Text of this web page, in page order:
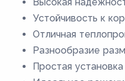
Высокая
Устойчивость к
Отличная
Разнообразие
Простая установка